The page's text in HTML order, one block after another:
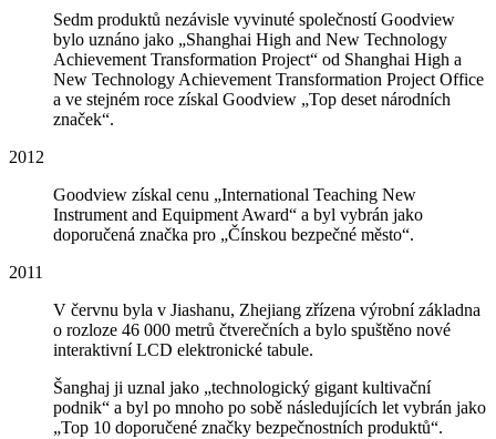
Sedm produktů nezávisle vyvinuté společností Goodview
bylo uznáno jako „Shanghai High and New Technology
Achievement Transformation Project“ od Shanghai High a
New Technology Achievement Transformation Project Office
a ve stejném roce získal Goodview „Top deset národních
značek“.
2012
Goodview získal cenu „International Teaching New
Instrument and Equipment Award“ a byl vybrán jako
doporučená značka pro „Čínskou bezpečné město“.
2011
V červnu byla v Jiashanu, Zhejiang zřízena výrobní základna
o rozloze 46 000 metrů čtverečních a bylo spuštěno nové
interaktivní LCD elektronické tabule.
Šanghaj ji uznal jako „technologický gigant kultivační
podnik“ a byl po mnoho po sobě následujících let vybrán jako
„Top 10 doporučené značky bezpečnostních produktů“.